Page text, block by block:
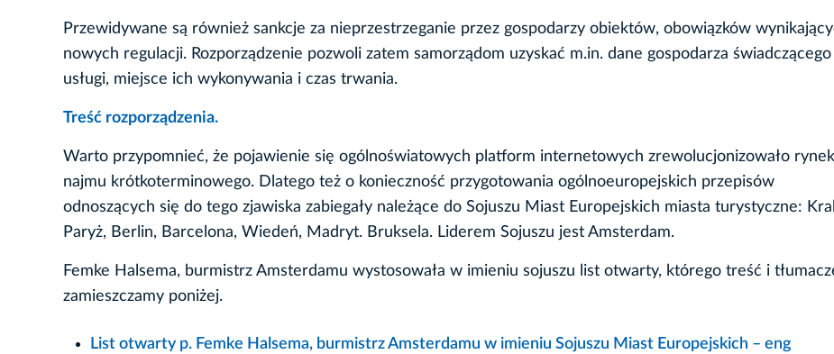
Przewidywane są również sankcje za nieprzestrzeganie przez gospodarzy obiektów, obowiązków
nowych regulacji. Rozporządzenie pozwoli zatem samorządom uzyskać m.in. dane gospodarza
usługi, miejsce ich wykonywania i czas trwania.
Treść rozporządzenia.
Warto przypomnieć, że pojawienie się ogólnoświatowych platform internetowych zrewolucjonizowało rynek
najmu krótkoterminowego. Dlatego też o konieczność przygotowania ogólnoeuropejskich przepisów
odnoszących się do tego zjawiska zabiegały należące do Sojuszu Miast Europejskich miasta turystyczne:
Paryż, Berlin, Barcelona, Wiedeń, Madryt. Bruksela. Liderem Sojuszu jest Amsterdam.
Femke Halsema, burmistrz Amsterdamu wystosowała w imieniu sojuszu list otwarty, którego treść i
zamieszczamy poniżej.
List otwarty p. Femke Halsema, burmistrz Amsterdamu w imieniu Sojuszu Miast Europejskich – eng